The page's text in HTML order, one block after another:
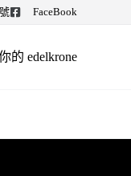
FaceBook
的 edelkrone